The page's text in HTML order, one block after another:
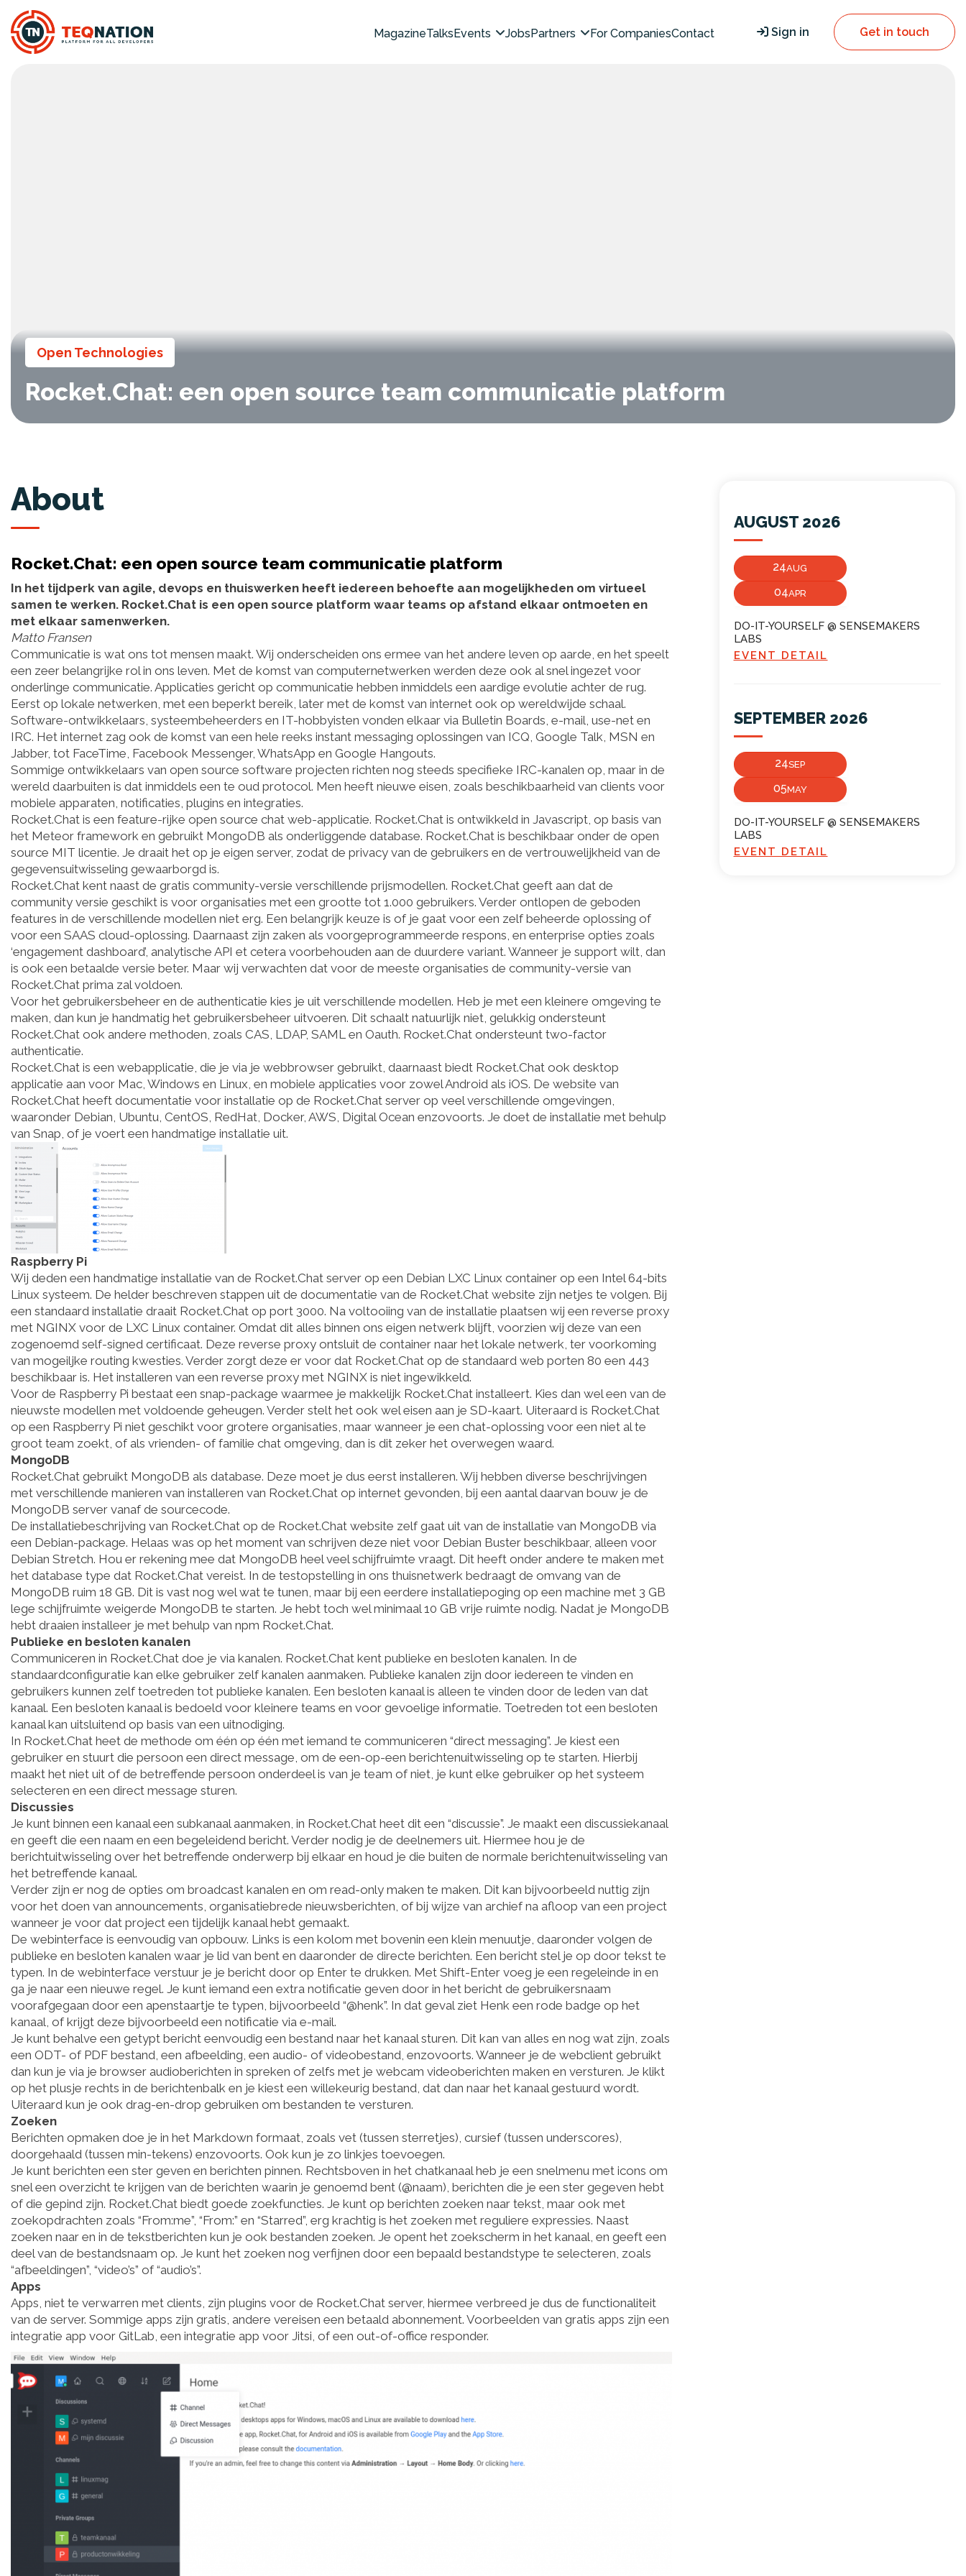
MagazineTalksEvents JobsPartners For CompaniesContact Sign in Get in touch
Open Technologies
Rocket.Chat: een open source team communicatie platform
About
Rocket.Chat: een open source team communicatie platform
In het tijdperk van agile, devops en thuiswerken heeft iedereen behoefte aan mogelijkheden om virtueel
samen te werken. Rocket.Chat is een open source platform waar teams op afstand elkaar ontmoeten en
met elkaar samenwerken.
Matto Fransen
Communicatie is wat ons tot mensen maakt. Wij onderscheiden ons ermee van het andere leven op aarde, en het speelt
een zeer belangrijke rol in ons leven. Met de komst van computernetwerken werden deze ook al snel ingezet voor
onderlinge communicatie. Applicaties gericht op communicatie hebben inmiddels een aardige evolutie achter de rug.
Eerst op lokale netwerken, met een beperkt bereik, later met de komst van internet ook op wereldwijde schaal.
Software-ontwikkelaars, systeembeheerders en IT-hobbyisten vonden elkaar via Bulletin Boards, e-mail, use-net en
IRC. Het internet zag ook de komst van een hele reeks instant messaging oplossingen van ICQ, Google Talk, MSN en
Jabber, tot FaceTime, Facebook Messenger, WhatsApp en Google Hangouts.
Sommige ontwikkelaars van open source software projecten richten nog steeds specifieke IRC-kanalen op, maar in de
wereld daarbuiten is dat inmiddels een te oud protocol. Men heeft nieuwe eisen, zoals beschikbaarheid van clients voor
mobiele apparaten, notificaties, plugins en integraties.
Rocket.Chat is een feature-rijke open source chat web-applicatie. Rocket.Chat is ontwikkeld in Javascript, op basis van
het Meteor framework en gebruikt MongoDB als onderliggende database. Rocket.Chat is beschikbaar onder de open
source MIT licentie. Je draait het op je eigen server, zodat de privacy van de gebruikers en de vertrouwelijkheid van de
gegevensuitwisseling gewaarborgd is.
Rocket.Chat kent naast de gratis community-versie verschillende prijsmodellen. Rocket.Chat geeft aan dat de
community versie geschikt is voor organisaties met een grootte tot 1.000 gebruikers. Verder ontlopen de geboden
features in de verschillende modellen niet erg. Een belangrijk keuze is of je gaat voor een zelf beheerde oplossing of
voor een SAAS cloud-oplossing. Daarnaast zijn zaken als voorgeprogrammeerde respons, en enterprise opties zoals
‘engagement dashboard’, analytische API et cetera voorbehouden aan de duurdere variant. Wanneer je support wilt, dan
is ook een betaalde versie beter. Maar wij verwachten dat voor de meeste organisaties de community-versie van
Rocket.Chat prima zal voldoen.
Voor het gebruikersbeheer en de authenticatie kies je uit verschillende modellen. Heb je met een kleinere omgeving te
maken, dan kun je handmatig het gebruikersbeheer uitvoeren. Dit schaalt natuurlijk niet, gelukkig ondersteunt
Rocket.Chat ook andere methoden, zoals CAS, LDAP, SAML en Oauth. Rocket.Chat ondersteunt two-factor
authenticatie.
Rocket.Chat is een webapplicatie, die je via je webbrowser gebruikt, daarnaast biedt Rocket.Chat ook desktop
applicatie aan voor Mac, Windows en Linux, en mobiele applicaties voor zowel Android als iOS. De website van
Rocket.Chat heeft documentatie voor installatie op de Rocket.Chat server op veel verschillende omgevingen,
waaronder Debian, Ubuntu, CentOS, RedHat, Docker, AWS, Digital Ocean enzovoorts. Je doet de installatie met behulp
van Snap, of je voert een handmatige installatie uit.
Raspberry Pi
Wij deden een handmatige installatie van de Rocket.Chat server op een Debian LXC Linux container op een Intel 64-bits
Linux systeem. De helder beschreven stappen uit de documentatie van de Rocket.Chat website zijn netjes te volgen. Bij
een standaard installatie draait Rocket.Chat op port 3000. Na voltooiing van de installatie plaatsen wij een reverse proxy
met NGINX voor de LXC Linux container. Omdat dit alles binnen ons eigen netwerk blijft, voorzien wij deze van een
zogenoemd self-signed certificaat. Deze reverse proxy ontsluit de container naar het lokale netwerk, ter voorkoming
van mogeiljke routing kwesties. Verder zorgt deze er voor dat Rocket.Chat op de standaard web porten 80 een 443
beschikbaar is. Het installeren van een reverse proxy met NGINX is niet ingewikkeld.
Voor de Raspberry Pi bestaat een snap-package waarmee je makkelijk Rocket.Chat installeert. Kies dan wel een van de
nieuwste modellen met voldoende geheugen. Verder stelt het ook wel eisen aan je SD-kaart. Uiteraard is Rocket.Chat
op een Raspberry Pi niet geschikt voor grotere organisaties, maar wanneer je een chat-oplossing voor een niet al te
groot team zoekt, of als vrienden- of familie chat omgeving, dan is dit zeker het overwegen waard.
MongoDB
Rocket.Chat gebruikt MongoDB als database. Deze moet je dus eerst installeren. Wij hebben diverse beschrijvingen
met verschillende manieren van installeren van Rocket.Chat op internet gevonden, bij een aantal daarvan bouw je de
MongoDB server vanaf de sourcecode.
De installatiebeschrijving van Rocket.Chat op de Rocket.Chat website zelf gaat uit van de installatie van MongoDB via
een Debian-package. Helaas was op het moment van schrijven deze niet voor Debian Buster beschikbaar, alleen voor
Debian Stretch. Hou er rekening mee dat MongoDB heel veel schijfruimte vraagt. Dit heeft onder andere te maken met
het database type dat Rocket.Chat vereist. In de testopstelling in ons thuisnetwerk bedraagt de omvang van de
MongoDB ruim 18 GB. Dit is vast nog wel wat te tunen, maar bij een eerdere installatiepoging op een machine met 3 GB
lege schijfruimte weigerde MongoDB te starten. Je hebt toch wel minimaal 10 GB vrije ruimte nodig. Nadat je MongoDB
hebt draaien installeer je met behulp van npm Rocket.Chat.
Publieke en besloten kanalen
Communiceren in Rocket.Chat doe je via kanalen. Rocket.Chat kent publieke en besloten kanalen. In de
standaardconfiguratie kan elke gebruiker zelf kanalen aanmaken. Publieke kanalen zijn door iedereen te vinden en
gebruikers kunnen zelf toetreden tot publieke kanalen. Een besloten kanaal is alleen te vinden door de leden van dat
kanaal. Een besloten kanaal is bedoeld voor kleinere teams en voor gevoelige informatie. Toetreden tot een besloten
kanaal kan uitsluitend op basis van een uitnodiging.
In Rocket.Chat heet de methode om één op één met iemand te communiceren “direct messaging”. Je kiest een
gebruiker en stuurt die persoon een direct message, om de een-op-een berichtenuitwisseling op te starten. Hierbij
maakt het niet uit of de betreffende persoon onderdeel is van je team of niet, je kunt elke gebruiker op het systeem
selecteren en een direct message sturen.
Discussies
Je kunt binnen een kanaal een subkanaal aanmaken, in Rocket.Chat heet dit een “discussie”. Je maakt een discussiekanaal
en geeft die een naam en een begeleidend bericht. Verder nodig je de deelnemers uit. Hiermee hou je de
berichtuitwisseling over het betreffende onderwerp bij elkaar en houd je die buiten de normale berichtenuitwisseling van
het betreffende kanaal.
Verder zijn er nog de opties om broadcast kanalen en om read-only maken te maken. Dit kan bijvoorbeeld nuttig zijn
voor het doen van announcements, organisatiebrede nieuwsberichten, of bij wijze van archief na afloop van een project
wanneer je voor dat project een tijdelijk kanaal hebt gemaakt.
De webinterface is eenvoudig van opbouw. Links is een kolom met bovenin een klein menuutje, daaronder volgen de
publieke en besloten kanalen waar je lid van bent en daaronder de directe berichten. Een bericht stel je op door tekst te
typen. In de webinterface verstuur je je bericht door op Enter te drukken. Met Shift-Enter voeg je een regeleinde in en
ga je naar een nieuwe regel. Je kunt iemand een extra notificatie geven door in het bericht de gebruikersnaam
voorafgegaan door een apenstaartje te typen, bijvoorbeeld “@henk”. In dat geval ziet Henk een rode badge op het
kanaal, of krijgt deze bijvoorbeeld een notificatie via e-mail.
Je kunt behalve een getypt bericht eenvoudig een bestand naar het kanaal sturen. Dit kan van alles en nog wat zijn, zoals
een ODT- of PDF bestand, een afbeelding, een audio- of videobestand, enzovoorts. Wanneer je de webclient gebruikt
dan kun je via je browser audioberichten in spreken of zelfs met je webcam videoberichten maken en versturen. Je klikt
op het plusje rechts in de berichtenbalk en je kiest een willekeurig bestand, dat dan naar het kanaal gestuurd wordt.
Uiteraard kun je ook drag-en-drop gebruiken om bestanden te versturen.
Zoeken
Berichten opmaken doe je in het Markdown formaat, zoals vet (tussen sterretjes), cursief (tussen underscores),
doorgehaald (tussen min-tekens) enzovoorts. Ook kun je zo linkjes toevoegen.
Je kunt berichten een ster geven en berichten pinnen. Rechtsboven in het chatkanaal heb je een snelmenu met icons om
snel een overzicht te krijgen van de berichten waarin je genoemd bent (@naam), berichten die je een ster gegeven hebt
of die gepind zijn. Rocket.Chat biedt goede zoekfuncties. Je kunt op berichten zoeken naar tekst, maar ook met
zoekopdrachten zoals “From:me”, “From:” en “Starred”, erg krachtig is het zoeken met reguliere expressies. Naast
zoeken naar en in de tekstberichten kun je ook bestanden zoeken. Je opent het zoekscherm in het kanaal, en geeft een
deel van de bestandsnaam op. Je kunt het zoeken nog verfijnen door een bepaald bestandstype te selecteren, zoals
“afbeeldingen”, “video’s” of “audio’s”.
Apps
Apps, niet te verwarren met clients, zijn plugins voor de Rocket.Chat server, hiermee verbreed je dus de functionaliteit
van de server. Sommige apps zijn gratis, andere vereisen een betaald abonnement. Voorbeelden van gratis apps zijn een
integratie app voor GitLab, een integratie app voor Jitsi, of een out-of-office responder.
AUGUST 2026
24AUG
04APR
DO-IT-YOURSELF @ SENSEMAKERS
LABS
EVENT DETAIL
SEPTEMBER 2026
24SEP
05MAY
DO-IT-YOURSELF @ SENSEMAKERS
LABS
EVENT DETAIL